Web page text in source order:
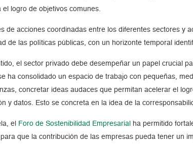
el logro de objetivos comunes.
de acciones coordinadas entre los diferentes sectores y
de las políticas públicas, con un horizonte temporal
el sector privado debe desempeñar un papel crucial
ha consolidado un espacio de trabajo con pequeñas,
concretar ideas audaces que permitan acelerar el
y datos. Esto se concreta en la idea de la
el Foro de Sostenibilidad Empresarial ha permitido
que la contribución de las empresas pueda tener un